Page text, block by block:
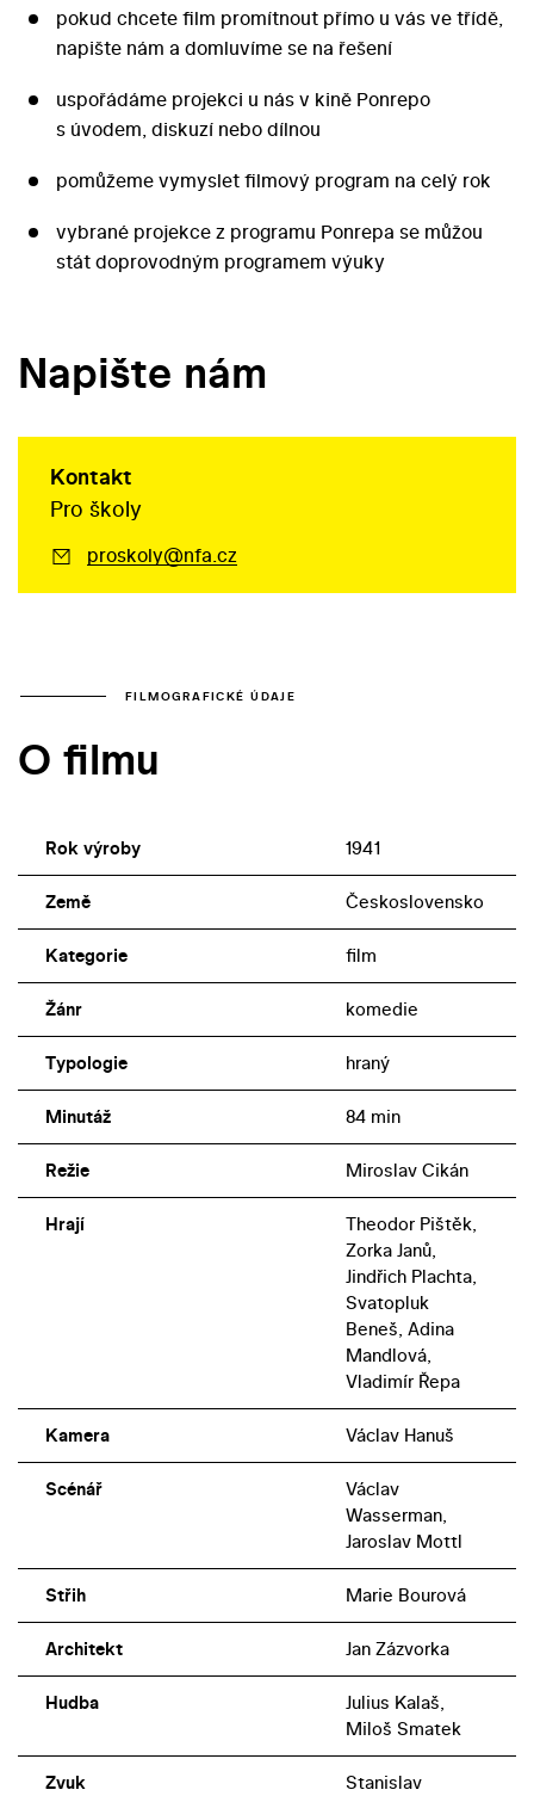
pokud chcete film promítnout přímo u vás ve třídě,
napište nám a domluvíme se na řešení
uspořádáme projekci u nás v kině Ponrepo
s úvodem, diskuzí nebo dílnou
pomůžeme vymyslet filmový program na celý rok
vybrané projekce z programu Ponrepa se můžou
stát doprovodným programem výuky
Napište nám
Kontakt
Pro školy
proskoly@nfa.cz
FILMOGRAFICKÉ ÚDAJE
O filmu
Rok výroby 1941
Země Československo
Kategorie film
Žánr komedie
Typologie hraný
Minutáž 84 min
Režie Miroslav Cikán
Hrají
Theodor Pištěk,
Zorka Janů,
Jindřich Plachta,
Svatopluk
Beneš, Adina
Mandlová,
Vladimír Řepa
Kamera Václav Hanuš
Scénář
Václav
Wasserman,
Jaroslav Mottl
Střih Marie Bourová
Architekt Jan Zázvorka
Hudba
Julius Kalaš,
Miloš Smatek
Zvuk Stanislav